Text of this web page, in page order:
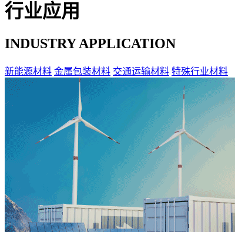
行业应用
INDUSTRY APPLICATION
新能源材料 金属包装材料 交通运输材料 特殊行业材料